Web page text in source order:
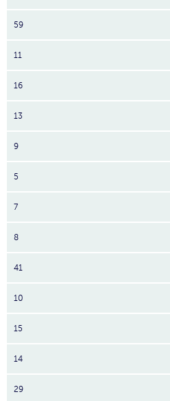
59
11
16
13
9
5
7
8
41
10
15
14
29